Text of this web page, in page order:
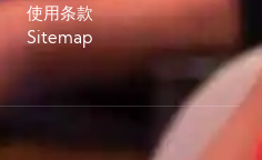
使用条款
Sitemap